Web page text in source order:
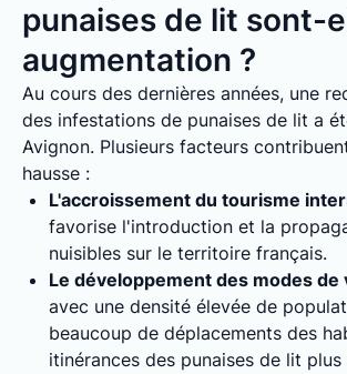
punaises de lit sont-
augmentation ?
Au cours des dernières années, une
des infestations de punaises de lit a
Avignon. Plusieurs facteurs
hausse :
L'accroissement du tourisme
favorise l'introduction et la
nuisibles sur le territoire français.
Le développement des modes de
avec une densité élevée de
beaucoup de déplacements des
itinérances des punaises de lit plus